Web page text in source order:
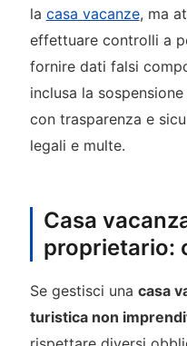
la casa vacanze, ma
effettuare controlli a
fornire dati falsi
inclusa la
con trasparenza e
legali e multe.
Casa
proprietario:
Se gestisci una casa
turistica non